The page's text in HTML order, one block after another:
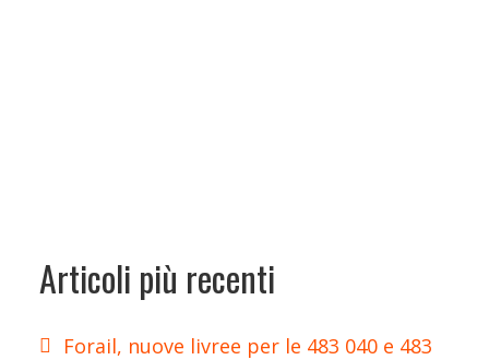
Articoli più recenti
Forail, nuove livree per le 483 040 e 483